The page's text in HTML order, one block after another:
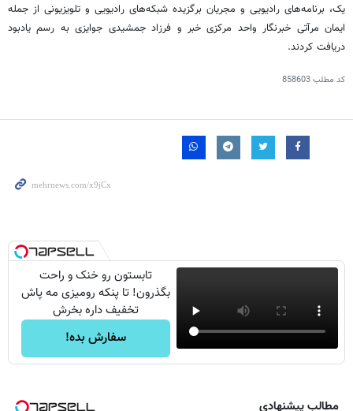
یک،‌ برنامه‌های رادیویی و مجریان برگزیده شبکه‌های رادیویی و تلویزیونی از جمله
ایمان مرآتی خبرنگار واحد مرکزی خبر و فرزاد جمشیدی جوایزی به رسم یادبود
دریافت کردند.
کد مطلب858603
تابستون رو خنک و راحت
بگذرون! تا پنکه رومیزی مه پاش
تخفیف داره بخرش
سفارش بده!
مطالب پیشنهادی